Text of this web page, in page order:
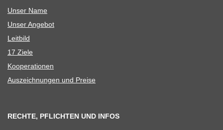
Unser Name
Unser Ange­bot
Leit­bild
17 Ziele
Koope­ra­tio­nen
Aus­zeich­nun­gen und Preise
RECHTE, PFLICHTEN UND INFOS